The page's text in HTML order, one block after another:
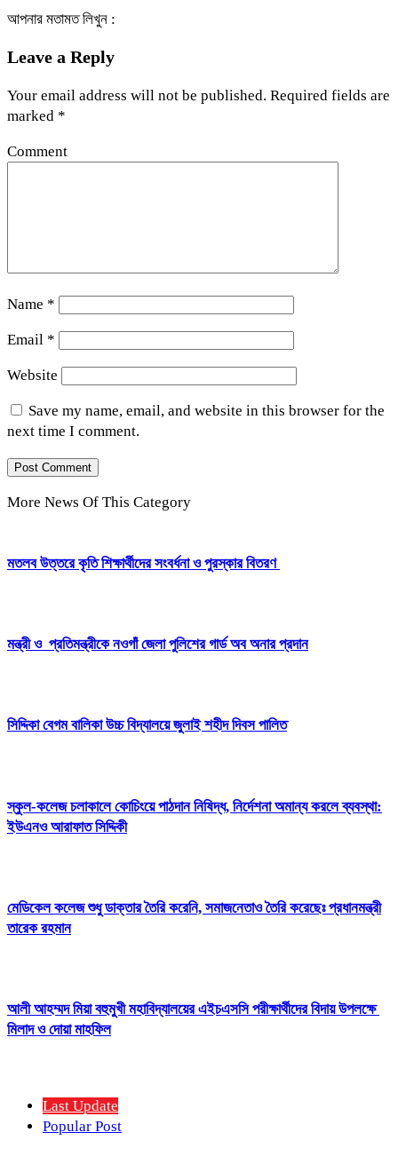
আপনার মতামত লিখুন :
Leave a Reply
Your email address will not be published. Required fields are
marked *
Comment
Name *
Email *
Website
Save my name, email, and website in this browser for the
next time I comment.
More News Of This Category
মতলব উত্তরে কৃতি শিক্ষার্থীদের সংবর্ধনা ও পুরস্কার বিতরণ
মন্ত্রী ও প্রতিমন্ত্রীকে নওগাঁ জেলা পুলিশের গার্ড অব অনার প্রদান
সিদ্দিকা বেগম বালিকা উচ্চ বিদ্যালয়ে জুলাই শহীদ দিবস পালিত
স্কুল-কলেজ চলাকালে কোচিংয়ে পাঠদান নিষিদ্ধ, নির্দেশনা অমান্য করলে ব্যবস্থা:
ইউএনও আরাফাত সিদ্দিকী
মেডিকেল কলেজ শুধু ডাক্তার তৈরি করেনি, সমাজনেতাও তৈরি করেছেঃ প্রধানমন্ত্রী
তারেক রহমান
আলী আহম্মদ মিয়া বহুমুখী মহাবিদ্যালয়ের এইচএসসি পরীক্ষার্থীদের বিদায় উপলক্ষে
মিলাদ ও দোয়া মাহফিল
Last Update
Popular Post